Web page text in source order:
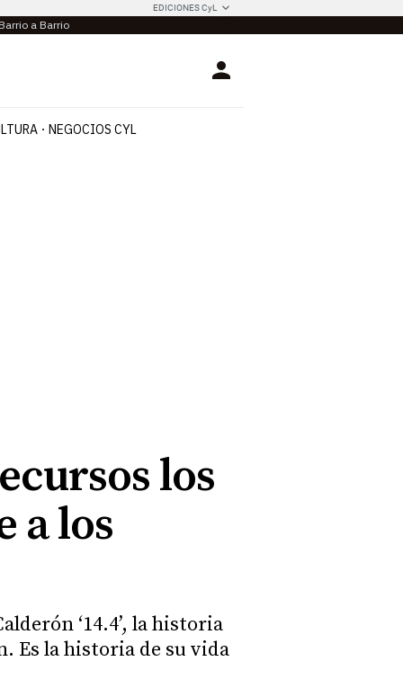
EDICIONES CyL
a Barrio
Login
NEGOCIOS CYL
los
a los
‘14.4’, la historia
Es la historia de su vida